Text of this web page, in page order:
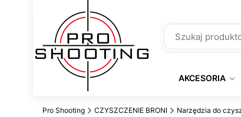
AKCESORIA
Pro Shooting CZYSZCZENIE BRONI Narzędzia do